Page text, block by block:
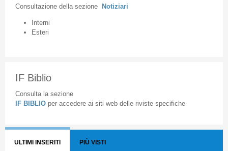
Consultazione della sezione Notiziari
Interni
Esteri
IF Biblio
Consulta la sezione
IF BIBLIO per accedere ai siti web delle riviste specifiche
ULTIMI INSERITI PIÙ VISTI